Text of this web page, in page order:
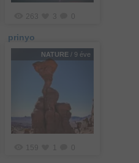
263 3
prinyo
NATURE / 9 éve
159